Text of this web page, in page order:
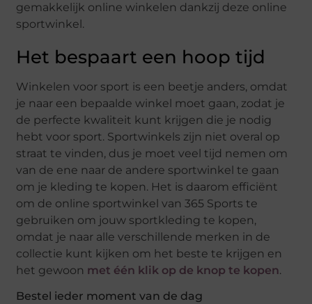
gemakkelijk online winkelen dankzij deze online
sportwinkel.
Het bespaart een hoop tijd
Winkelen voor sport is een beetje anders, omdat
je naar een bepaalde winkel moet gaan, zodat je
de perfecte kwaliteit kunt krijgen die je nodig
hebt voor sport. Sportwinkels zijn niet overal op
straat te vinden, dus je moet veel tijd nemen om
van de ene naar de andere sportwinkel te gaan
om je kleding te kopen. Het is daarom efficiënt
om de online sportwinkel van 365 Sports te
gebruiken om jouw sportkleding te kopen,
omdat je naar alle verschillende merken in de
collectie kunt kijken om het beste te krijgen en
het gewoon met één klik op de knop te kopen.
Bestel ieder moment van de dag